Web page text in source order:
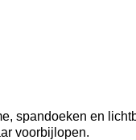
spandoeken en
voorbijlopen.